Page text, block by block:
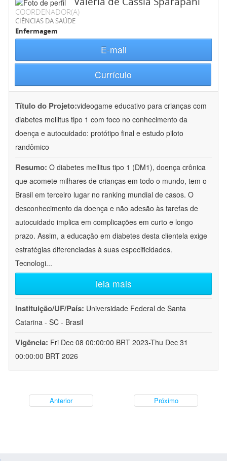
COORDENADOR(A)
CIÊNCIAS DA SAÚDE
Enfermagem
E-mail
Currículo
Título do Projeto:videogame educativo para crianças com
diabetes mellitus tipo 1 com foco no conhecimento da
doença e autocuidado: protótipo final e estudo piloto
randômico
Resumo: O diabetes mellitus tipo 1 (DM1), doença crônica
que acomete milhares de crianças em todo o mundo, tem o
Brasil em terceiro lugar no ranking mundial de casos. O
desconhecimento da doença e não adesão às tarefas de
autocuidado implica em complicações em curto e longo
prazo. Assim, a educação em diabetes desta clientela exige
estratégias diferenciadas à suas especificidades.
Tecnologi...
leia mais
Instituição/UF/País: Universidade Federal de Santa
Catarina - SC - Brasil
Vigência: Fri Dec 08 00:00:00 BRT 2023-Thu Dec 31
00:00:00 BRT 2026
Anterior Próximo